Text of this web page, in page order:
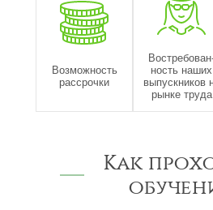
Возможность
рассрочки
ность наших
выпускников
рынке труда
Как